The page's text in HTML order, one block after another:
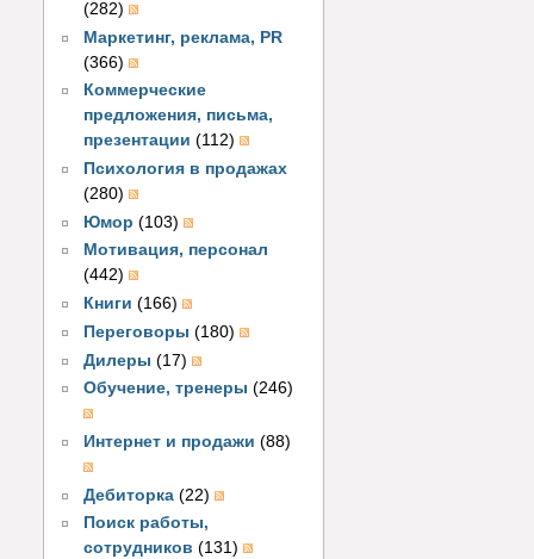
(282)
Маркетинг, реклама, PR
(366)
Коммерческие
предложения, письма,
презентации (112)
Психология в продажах
(280)
Юмор (103)
Мотивация, персонал
(442)
Книги (166)
Переговоры (180)
Дилеры (17)
Обучение, тренеры (246)
Интернет и продажи (88)
Дебиторка (22)
Поиск работы,
сотрудников (131)